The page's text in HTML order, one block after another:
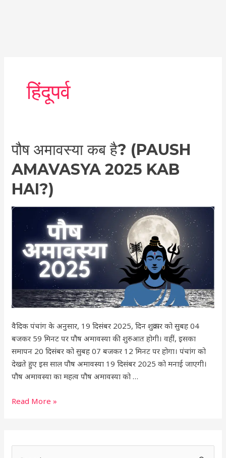
हिंदूपर्व
पौष अमावस्या कब है? (PAUSH
AMAVASYA 2025 KAB
HAI?)
वैदिक पंचांग के अनुसार, 19 दिसंबर 2025, दिन शुक्रवार को सुबह 04
बजकर 59 मिनट पर पौष अमावस्या की शुरुआत होगी। वहीं, इसका
समापन 20 दिसंबर को सुबह 07 बजकर 12 मिनट पर होगा। पंचांग को
देखते हुए इस साल पौष अमावस्या 19 दिसंबर 2025 को मनाई जाएगी।
पौष अमावस्या का महत्व पौष अमावस्या को …
पौष
अमावस्या
कब
है?
(Paush
Amavasya
2025
Kab
Hai?)
Read More »